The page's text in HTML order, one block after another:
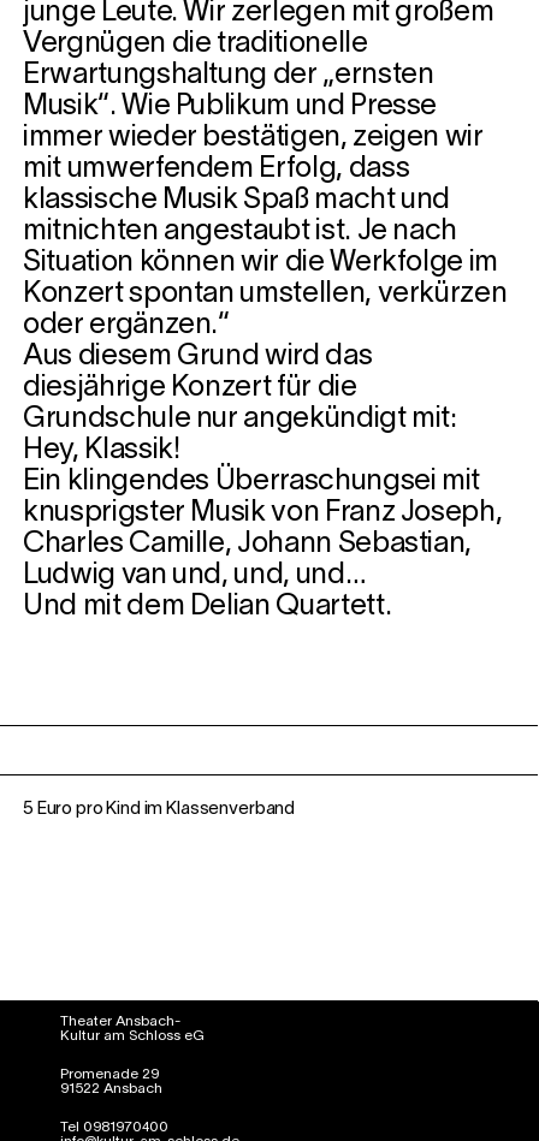
junge Leute. Wir zerlegen mit großem
Vergnügen die traditionelle
Erwartungshaltung der „ernsten
Musik“. Wie Publikum und Presse
immer wieder bestätigen, zeigen wir
mit umwerfendem Erfolg, dass
klassische Musik Spaß macht und
mitnichten angestaubt ist. Je nach
Situation können wir die Werkfolge im
Konzert spontan umstellen, verkürzen
oder ergänzen.“
Aus diesem Grund wird das
diesjährige Konzert für die
Grundschule nur angekündigt mit:
Hey, Klassik!
Ein klingendes Überraschungsei mit
knusprigster Musik von Franz Joseph,
Charles Camille, Johann Sebastian,
Ludwig van und, und, und…
Und mit dem Delian Quartett.
5 Euro pro Kind im Klassenverband
Theater Ansbach-
Kultur am Schloss eG
Promenade 29
91522 Ansbach
Tel 0981970400